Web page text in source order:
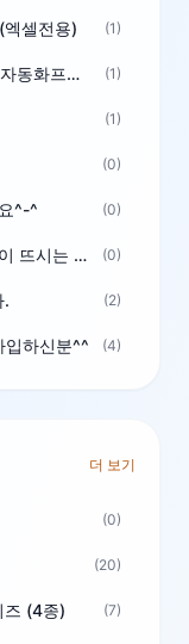
셀전용) (1)
경기도교육청 - [정기고사 감독 배치] 자동화프로그램 보급 (1)
(1)
(0)
^-^ (0)
사이트 이용 중 사람인지 확인하는 창이 뜨시는 분은 알려주세요 (0)
. (2)
입하신분^^ (4)
더 보기
(0)
(20)
즈 (4종) (7)